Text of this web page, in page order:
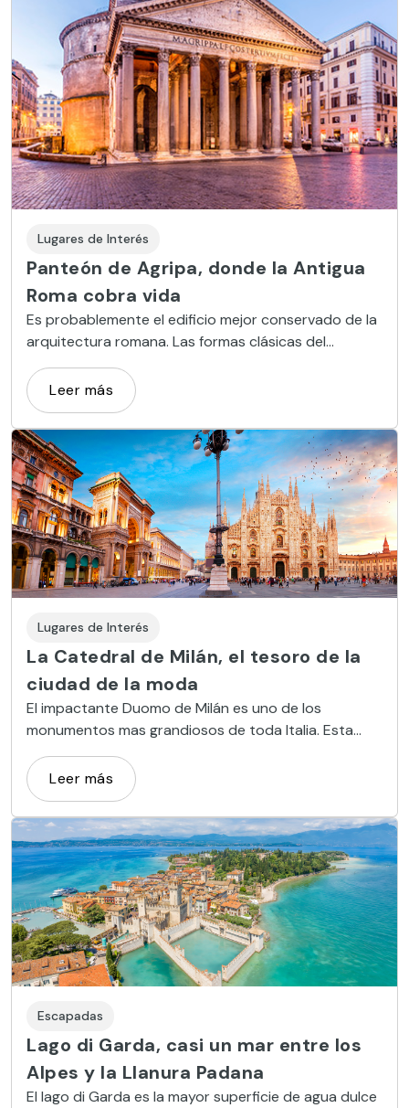
Lugares de Interés
Panteón de Agripa, donde la Antigua
Roma cobra vida
Es probablemente el edificio mejor conservado de la
arquitectura romana. Las formas clásicas del
panteón de Agripa son imposibles de olvidar.
Leer más
Lugares de Interés
La Catedral de Milán, el tesoro de la
ciudad de la moda
El impactante Duomo de Milán es uno de los
monumentos mas grandiosos de toda Italia. Esta
catedral es una visita imprescindible en la ciudad de
la moda.
Leer más
Escapadas
Lago di Garda, casi un mar entre los
Alpes y la Llanura Padana
El lago di Garda es la mayor superficie de agua dulce